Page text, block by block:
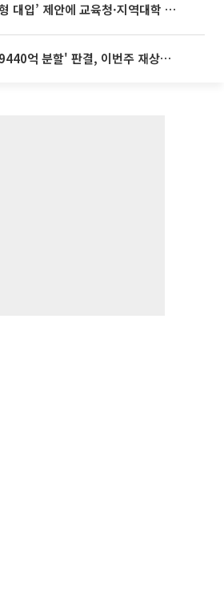
’ 제안에 교육청·지역대학 서·논술형 입시 연계 '착수'
최태원·노소영 '9440억 분할' 판결, 이번주 재상고 여부 주목